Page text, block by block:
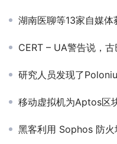
湖南医聊等13家自媒
CERT – UA警告说，古
研究人员发现了Polonium
移动虚拟机为Aptos区
黑客利用 Sophos 防火墙